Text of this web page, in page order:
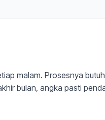
malam. Prosesnya
bulan, angka pasti